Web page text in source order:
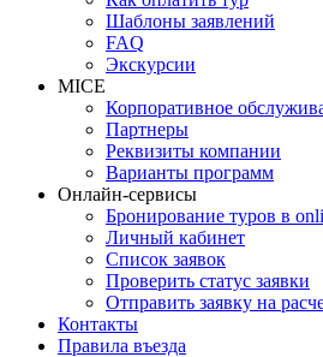
Шаблоны заявлений
FAQ
Экскурсии
MICE
Корпоративное
Партнеры
Реквизиты компании
Варианты программ
Онлайн-сервисы
Бронирование туров в
Личный кабинет
Список заявок
Проверить статус заявки
Отправить заявку на
Контакты
Правила въезда